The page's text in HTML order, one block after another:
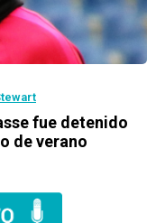
fue detenido
de verano